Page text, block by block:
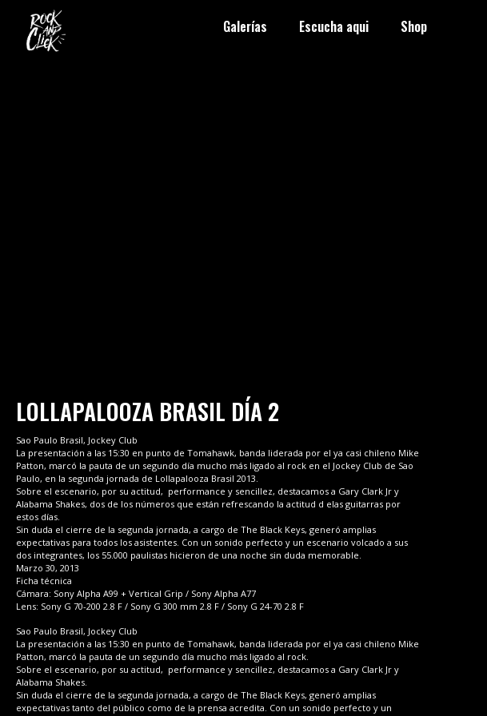
Galerías Escucha aqui Shop
LOLLAPALOOZA BRASIL DÍA 2
Sao Paulo Brasil, Jockey Club
La presentación a las 15:30 en punto de Tomahawk, banda liderada por el ya casi chileno Mike
Patton, marcó la pauta de un segundo día mucho más ligado al rock en el Jockey Club de Sao
Paulo, en la segunda jornada de Lollapalooza Brasil 2013.
Sobre el escenario, por su actitud, performance y sencillez, destacamos a Gary Clark Jr y
Alabama Shakes, dos de los números que están refrescando la actitud d elas guitarras por
estos días.
Sin duda el cierre de la segunda jornada, a cargo de The Black Keys, generó amplias
expectativas para todos los asistentes. Con un sonido perfecto y un escenario volcado a sus
dos integrantes, los 55.000 paulistas hicieron de una noche sin duda memorable.
Marzo 30, 2013
Ficha técnica
Cámara: Sony Alpha A99 + Vertical Grip / Sony Alpha A77
Lens: Sony G 70-200 2.8 F / Sony G 300 mm 2.8 F / Sony G 24-70 2.8 F
Sao Paulo Brasil, Jockey Club
La presentación a las 15:30 en punto de Tomahawk, banda liderada por el ya casi chileno Mike
Patton, marcó la pauta de un segundo día mucho más ligado al rock.
Sobre el escenario, por su actitud, performance y sencillez, destacamos a Gary Clark Jr y
Alabama Shakes.
Sin duda el cierre de la segunda jornada, a cargo de The Black Keys, generó amplias
expectativas tanto del público como de la prensa acredita. Con un sonido perfecto y un